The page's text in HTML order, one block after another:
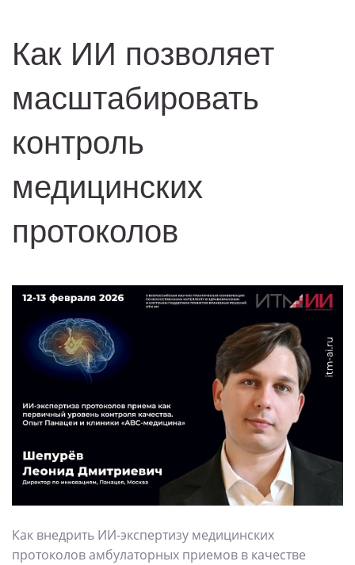
Как ИИ позволяет
масштабировать
контроль
медицинских
протоколов
Как внедрить ИИ-экспертизу медицинских
протоколов амбулаторных приемов в качестве